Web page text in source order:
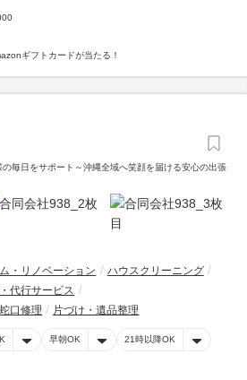
ギフトカードが当たる！
毎日をサポート～沖縄全域へ笑顔を届ける安心の出張
・リノベーション
ハウスクリーニング
代行サービス
口修理
片づけ・遺品整理
早朝OK 21時以降OK